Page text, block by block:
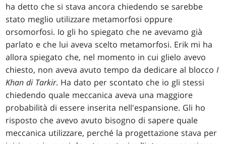
ha detto che si stava ancora chiedendo se sarebbe
stato meglio utilizzare metamorfosi oppure
orsomorfosi. Io gli ho spiegato che ne avevamo già
parlato e che lui aveva scelto metamorfosi. Erik mi ha
allora spiegato che, nel momento in cui glielo avevo
chiesto, non aveva avuto tempo da dedicare al bloccoI
Khan di Tarkir. Ha dato per scontato che io gli stessi
chiedendo quale meccanica aveva una maggiore
probabilità di essere inserita nell'espansione. Gli ho
risposto che avevo avuto bisogno di sapere quale
meccanica utilizzare, perché la progettazione stava per